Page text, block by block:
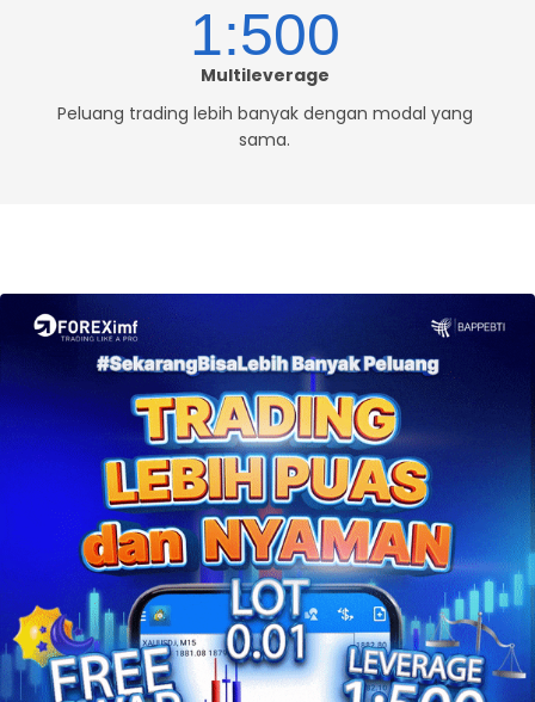
1:500
Multileverage
Peluang trading lebih banyak dengan modal yang
sama.